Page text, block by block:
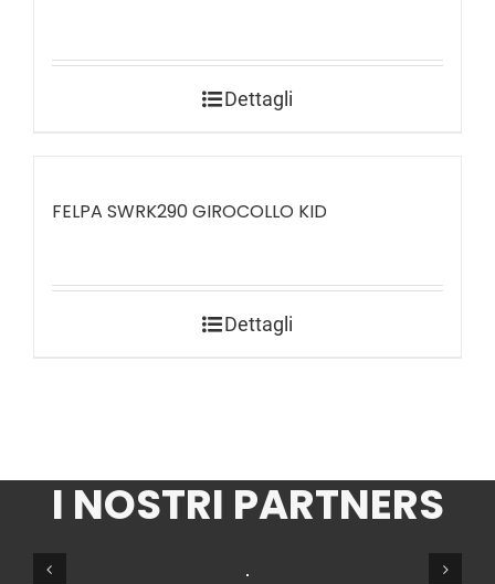
Dettagli
FELPA SWRK290 GIROCOLLO KID
Dettagli
I NOSTRI PARTNERS